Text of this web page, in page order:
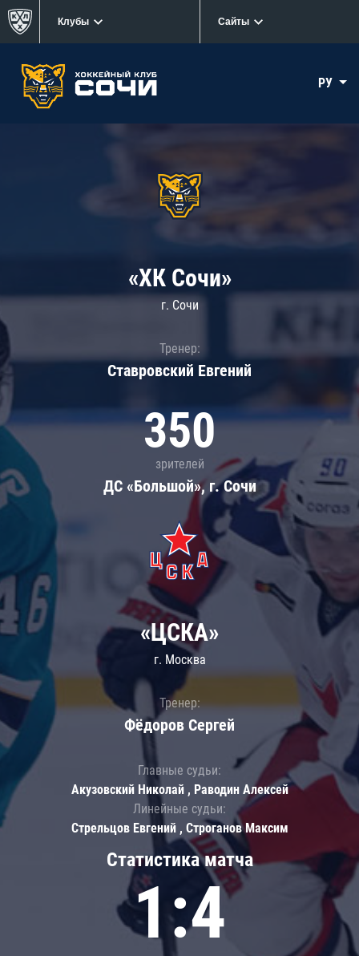
Клубы Сайты
РУ
«ХК Сочи»
г. Сочи
Тренер:
Ставровский Евгений
350
зрителей
ДС «Большой», г. Сочи
Статистика матча
1:4
«ЦСКА»
г. Москва
Тренер:
Фёдоров Сергей
Главные судьи:
Акузовский Николай , Раводин Алексей
Линейные судьи:
Стрельцов Евгений , Строганов Максим